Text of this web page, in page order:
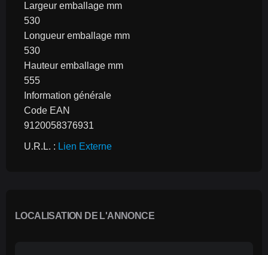
Largeur emballage mm
530
Longueur emballage mm
530
Hauteur emballage mm
555
Information générale
Code EAN
9120058376931
U.R.L. : Lien Externe
LOCALISATION DE L'ANNONCE